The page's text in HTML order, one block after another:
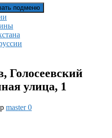
подменю
Голосеевский
улица, 1
master0